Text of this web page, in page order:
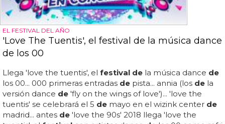
EL FESTIVAL DEL AÑO
'Love The Tuentis', el festival de la música dance
de los 00
Llega 'love the tuentis', el festival de la música dance de
los 00... 000 primeras entradas de pista... annia (los de la
versión dance de 'fly on the wings of love')... 'love the
tuentis' se celebrará el 5 de mayo en el wizink center de
madrid... antes de 'love the 90s' 2018 llega 'love the